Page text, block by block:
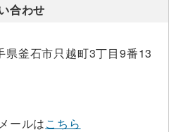
合わせ
県釜石市只越町3丁目9番13
ールはこちら